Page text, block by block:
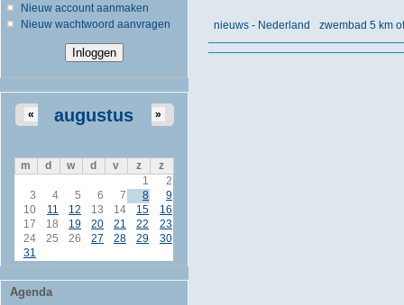
Nieuw account aanmaken
Nieuw wachtwoord aanvragen
augustus
« »
m d w d v z
z
1
2
3
4 5 6 7 8
9
10
11 12 13 14 15
16
17
18 19 20 21 22
23
24
25 26 27 28 29
30
31
Agenda
nieuws - Nederland zwembad 5 km